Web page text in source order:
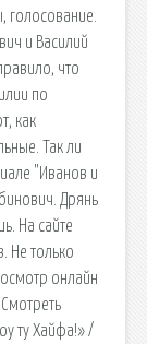
и Василий
что
по
как
Так ли
"Иванов и
Дрянь
На сайте
Не только
онлайн
ту Хайфа!» /